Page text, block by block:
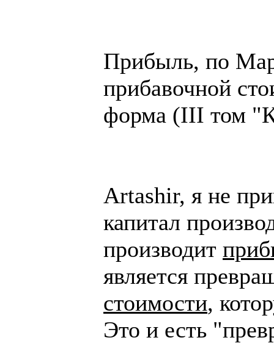
Прибыль, по
прибавочной
форма (III том
Artashir, я не
капитал
производит
является
стоимости,
Это и есть